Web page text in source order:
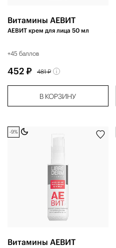
Витамины АЕВИТ
АЕВИТ крем для лица 50 мл
+45 баллов
452 ₽ 481 ₽
В КОРЗИНУ
Витамины АЕВИТ
-9%